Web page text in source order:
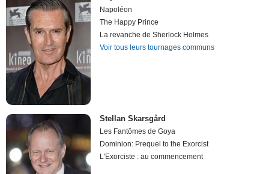
Napoléon
The Happy Prince
La revanche de Sherlock Holmes
Voir tous leurs tournages communs
Stellan Skarsgård
Les Fantômes de Goya
Dominion: Prequel to the Exorcist
L'Exorciste : au commencement